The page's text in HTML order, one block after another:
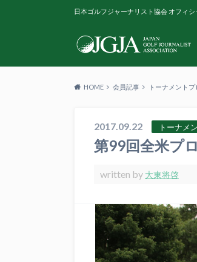
日本ゴルフジャーナリスト協会 オフィ
HOME 会員記事 トーナメントプ
2017.09.22 トーナメ
第99回全米プ
written by 大東将啓